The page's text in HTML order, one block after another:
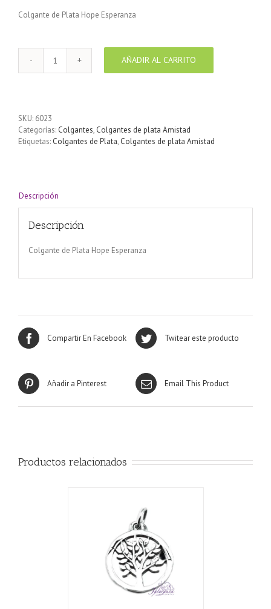
Colgante de Plata Hope Esperanza
Colgante
de
AÑADIR AL CARRITO
SKU: 6023
Categorías: Colgantes, Colgantes de plata Amistad
Etiquetas: Colgantes de Plata, Colgantes de plata Amistad
Descripción
Descripción
Colgante de Plata Hope Esperanza
Compartir En Facebook Twitear este producto
Añadir a Pinterest Email This Product
Productos relacionados